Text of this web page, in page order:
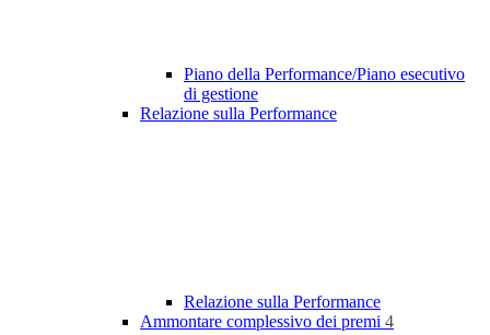
Piano della Performance/Piano esecutivo
di gestione
Relazione sulla Performance
Relazione sulla Performance
Ammontare complessivo dei premi 4